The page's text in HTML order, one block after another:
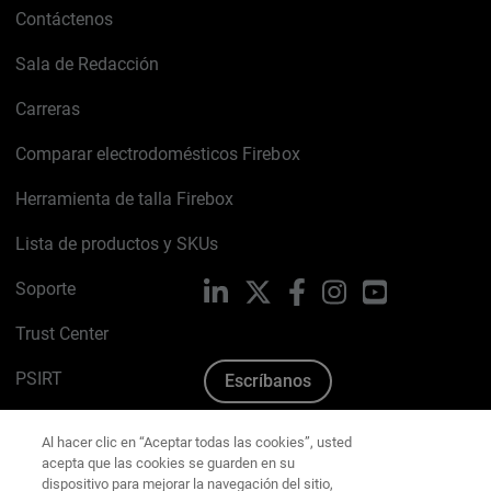
Contáctenos
Sala de Redacción
Carreras
Comparar electrodomésticos Firebox
Herramienta de talla Firebox
Lista de productos y SKUs
Soporte
Trust Center
PSIRT
Política de privacidad
LinkedIn FacebookInstagramYouTube
Escríbanos
acepta que las cookies se guarden en su
dispositivo para mejorar la navegación del sitio,